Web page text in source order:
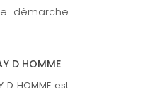
démarche
D HOMME
D HOMME est